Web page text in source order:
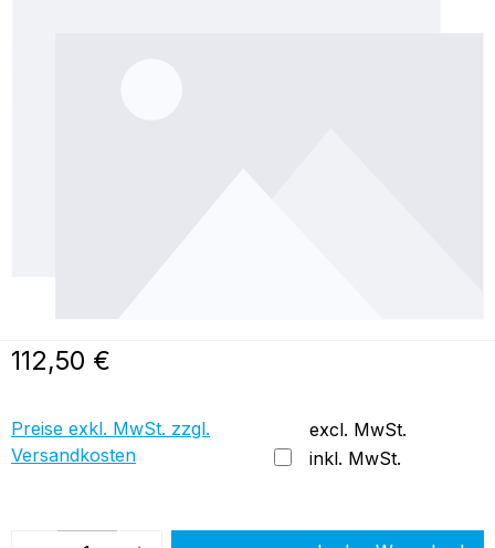
Regulärer Preis:
112,50 €
Preise exkl. MwSt. zzgl.
Versandkosten
excl. MwSt.
inkl. MwSt.